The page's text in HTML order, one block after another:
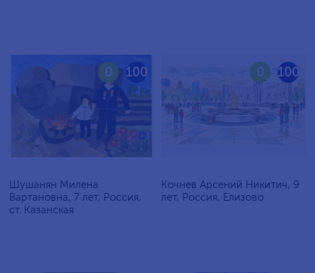
100
0
Шушанян Милена
Вартановна, 7 лет, Россия,
ст. Казанская
100
0
Кочнев Арсений Никитич, 9
лет, Россия, Елизово